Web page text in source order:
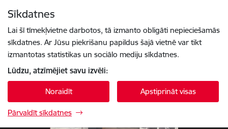
Sīkdatnes
Lai šī tīmekļvietne darbotos, tā izmanto obligāti nepieciešamās
sīkdatnes. Ar Jūsu piekrišanu papildus šajā vietnē var tikt
izmantotas statistikas un sociālo mediju sīkdatnes.
Lūdzu, atzīmējiet savu izvēli:
Noraidīt Apstiprināt visas
Pārvaldīt sīkdatnes
1 / 11